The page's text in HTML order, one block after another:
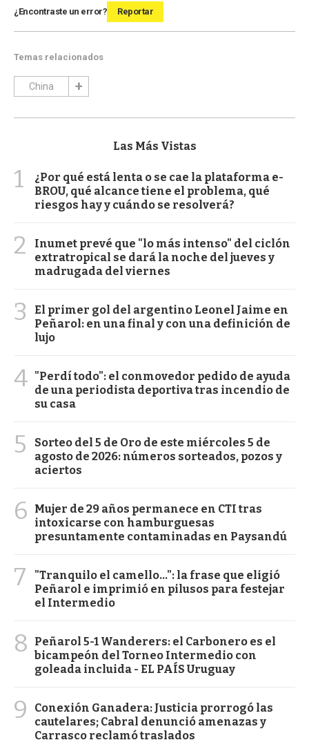
¿Encontraste un error? Reportar
Temas relacionados
China
Las Más Vistas
1
¿Por qué está lenta o se cae la plataforma e-
BROU, qué alcance tiene el problema, qué
riesgos hay y cuándo se resolverá?
2
Inumet prevé que "lo más intenso" del ciclón
extratropical se dará la noche del jueves y
madrugada del viernes
3
El primer gol del argentino Leonel Jaime en
Peñarol: en una final y con una definición de
lujo
4 "Perdí todo": el conmovedor pedido de ayuda
de una periodista deportiva tras incendio de
su casa
5
Sorteo del 5 de Oro de este miércoles 5 de
agosto de 2026: números sorteados, pozos y
aciertos
6
Mujer de 29 años permanece en CTI tras
intoxicarse con hamburguesas
presuntamente contaminadas en Paysandú
7
"Tranquilo el camello...": la frase que eligió
Peñarol e imprimió en pilusos para festejar
el Intermedio
8
Peñarol 5-1 Wanderers: el Carbonero es el
bicampeón del Torneo Intermedio con
goleada incluida - EL PAÍS Uruguay
9
Conexión Ganadera: Justicia prorrogó las
cautelares; Cabral denunció amenazas y
Carrasco reclamó traslados